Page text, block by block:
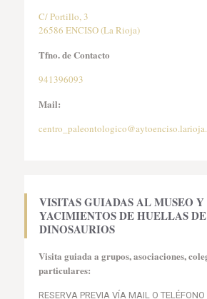
C/ Portillo, 3
26586 ENCISO (La Rioja)
Tfno. de Contacto
941396093
Mail:
VISITAS GUIADAS AL MUSEO Y
YACIMIENTOS DEHUELLAS DE
DINOSAURIOS
Visita guiada a grupos, asociaciones,
particulares:
RESERVA PREVIA VÍA MAIL O TELÉFONO